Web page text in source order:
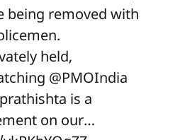
being removed with
held,
@PMOIndia
is a
on our…